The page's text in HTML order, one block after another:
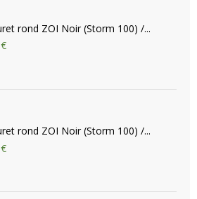
rond ZOI Noir (Storm 100) /...
rond ZOI Noir (Storm 100) /...